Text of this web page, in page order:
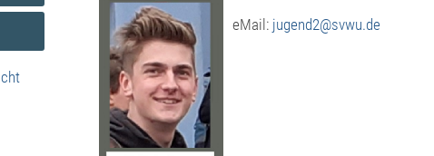
eMail: jugend2@svwu.de